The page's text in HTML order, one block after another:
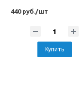
440 руб./шт
Купить